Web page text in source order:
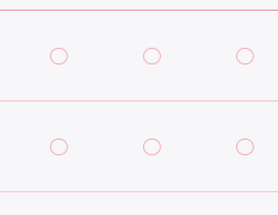
○ ○ ○
○ ○ ○